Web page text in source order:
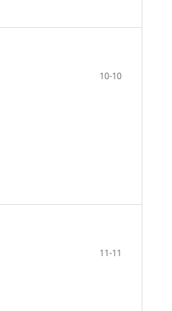
10-10
11-11